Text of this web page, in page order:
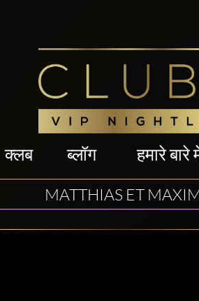
क्लब ब्लॉग हमारे बारे
MATTHIAS ET